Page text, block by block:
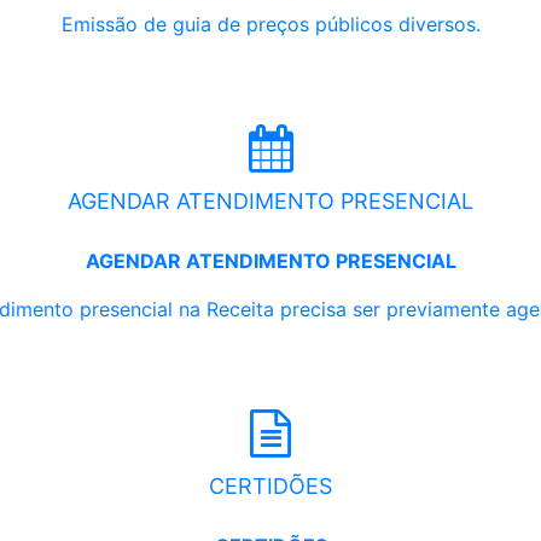
Emissão de guia de preços públicos diversos.
AGENDAR ATENDIMENTO PRESENCIAL
AGENDAR ATENDIMENTO PRESENCIAL
presencial na Receita precisa ser previamente
CERTIDÕES